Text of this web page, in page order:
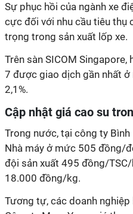
Sự phục hồi của ngành xe
cực đối với nhu cầu tiêu thụ
trọng trong sản xuất lốp xe.
Trên sàn SICOM
7 được giao dịch gần nhất
2,1%.
Cập nhật giá cao su
Trong nước, tại công ty
Nhà máy ở mức 505 đồng/
đội sản xuất 495 đồng/
18.000 đồng/kg.
Tương tự, các doanh nghiệp